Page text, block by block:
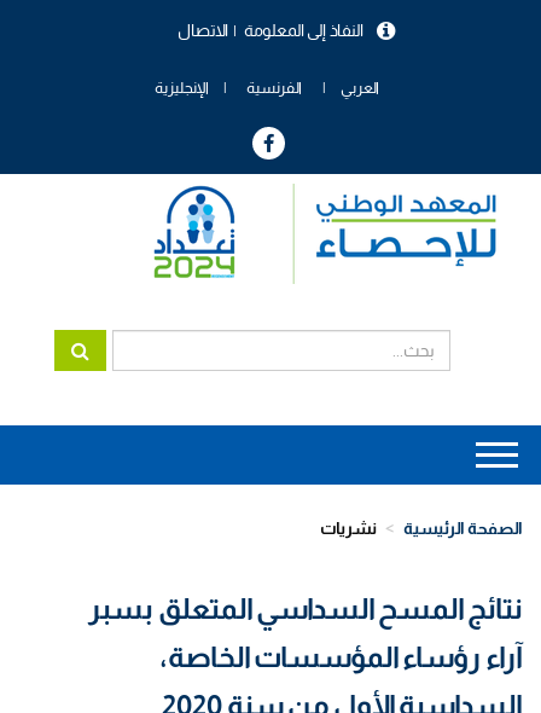
الاتصال النفاذ إلى المعلومة
العربي الفرنسية الإنجليزية
Main
navigation
الصفحة الرئيسية نشريات
نتائج المسح السداسي المتعلق بسبر
آراء رؤساء المؤسسات الخاصة،
السداسية الأول من سنة 2020